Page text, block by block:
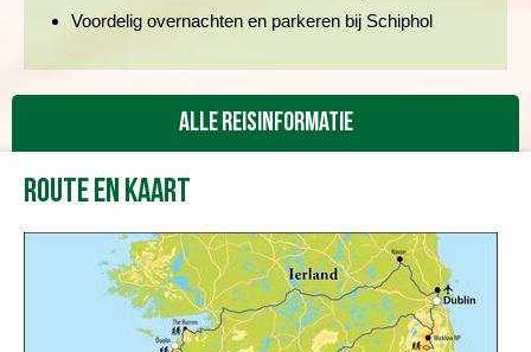
Voordelig overnachten en parkeren bij Schiphol
Alle reisinformatie
Vertrekdata/prijs
Reviews
Route en kaart